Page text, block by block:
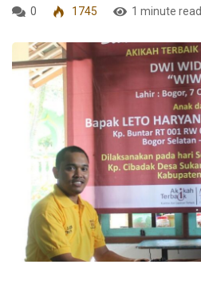
0 1745 1 minute read